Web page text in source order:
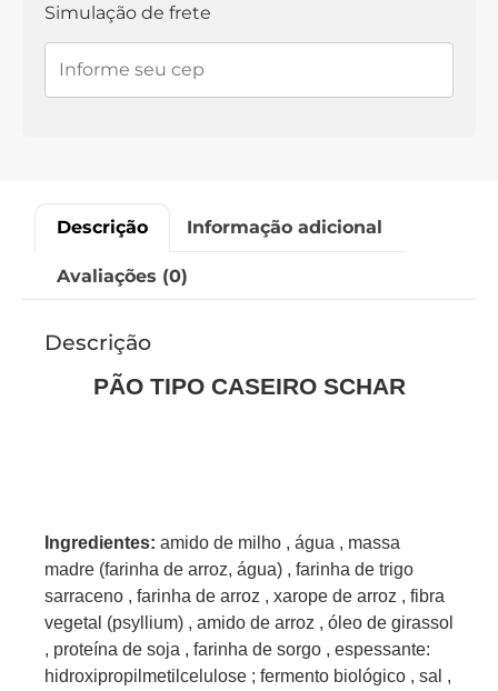
Simulação de frete
Descrição Informação adicional
Avaliações (0)
Descrição
PÃO TIPO CASEIRO SCHAR
Ingredientes: amido de milho , água , massa
madre (farinha de arroz, água) , farinha de trigo
sarraceno , farinha de arroz , xarope de arroz , fibra
vegetal (psyllium) , amido de arroz , óleo de girassol
, proteína de soja , farinha de sorgo , espessante:
hidroxipropilmetilcelulose ; fermento biológico , sal ,